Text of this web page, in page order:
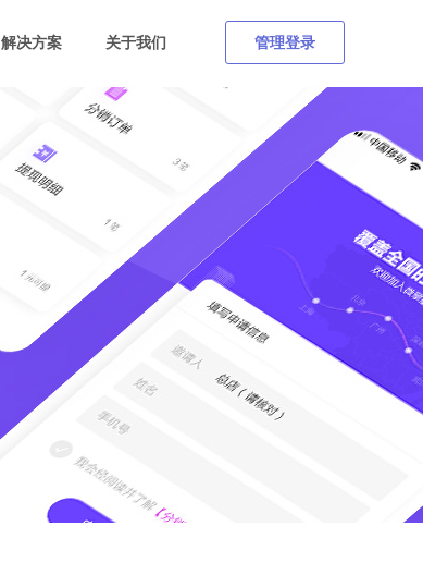
解决方案 关于我们 管理登录